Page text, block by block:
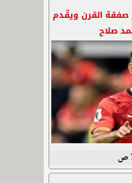
القرن ويقّدم
صلاح